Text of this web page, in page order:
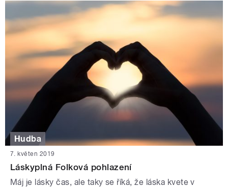
Hudba
7. květen 2019
Láskyplná Folková pohlazení
Máj je lásky čas, ale taky se říká, že láska kvete v